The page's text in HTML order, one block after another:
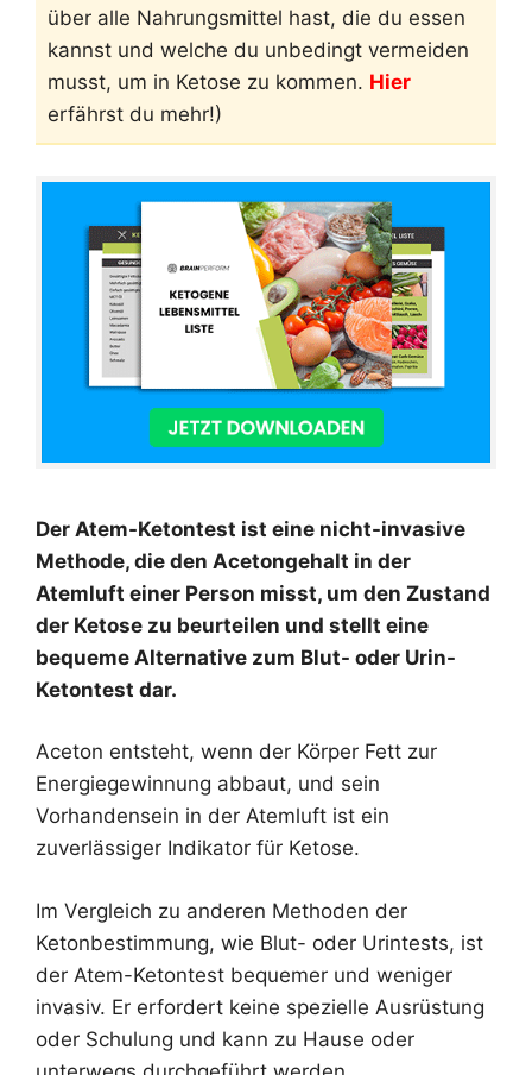
über alle Nahrungsmittel hast, die du essen
kannst und welche du unbedingt vermeiden
musst, um in Ketose zu kommen. Hier
erfährst du mehr!)
Der Atem-Ketontest ist eine nicht-invasive
Methode, die den Acetongehalt in der
Atemluft einer Person misst, um den Zustand
der Ketose zu beurteilen und stellt eine
bequeme Alternative zum Blut- oder Urin-
Ketontest dar.
Aceton entsteht, wenn der Körper Fett zur
Energiegewinnung abbaut, und sein
Vorhandensein in der Atemluft ist ein
zuverlässiger Indikator für Ketose.
Im Vergleich zu anderen Methoden der
Ketonbestimmung, wie Blut- oder Urintests, ist
der Atem-Ketontest bequemer und weniger
invasiv. Er erfordert keine spezielle Ausrüstung
oder Schulung und kann zu Hause oder